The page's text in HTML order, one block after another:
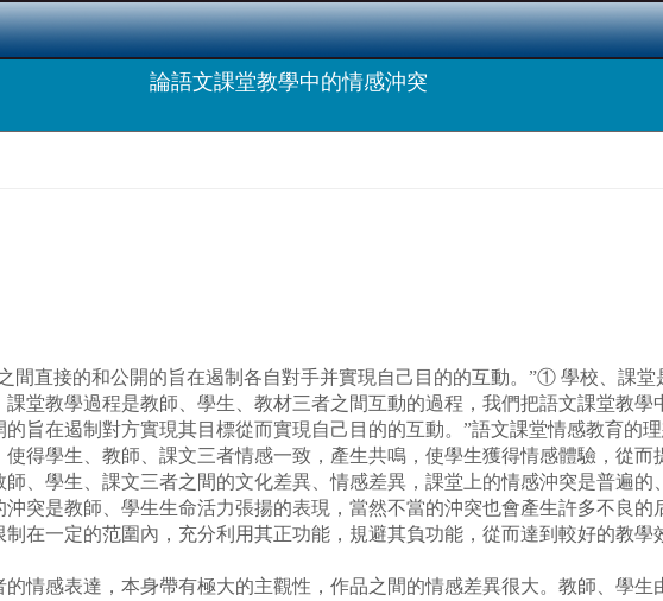
論語文課堂教學中的情感沖突
直接的和公開的旨在遏制各自對手并實現自己目的的互動。”① 學校、課堂
堂教學過程是教師、學生、教材三者之間互動的過程，我們把語文課堂教學
旨在遏制對方實現其目標從而實現自己目的的互動。”語文課堂情感教育的
得學生、教師、課文三者情感一致，產生共鳴，使學生獲得情感體驗，從而
、學生、課文三者之間的文化差異、情感差異，課堂上的情感沖突是普遍
突是教師、學生生命活力張揚的表現，當然不當的沖突也會產生許多不良
在一定的范圍內，充分利用其正功能，規避其負功能，從而達到較好的教學
感表達，本身帶有極大的主觀性，作品之間的情感差異很大。教師、學生